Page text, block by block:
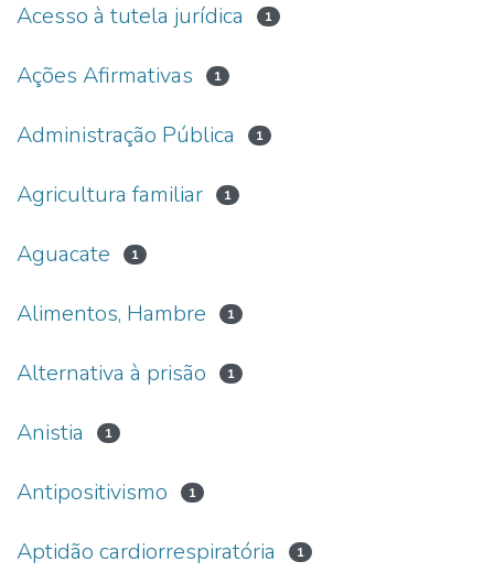
Acesso à tutela jurídica 1
Ações Afirmativas 1
Administração Pública 1
Agricultura familiar 1
Aguacate 1
Alimentos, Hambre 1
Alternativa à prisão 1
Anistia 1
Antipositivismo 1
Aptidão cardiorrespiratória 1